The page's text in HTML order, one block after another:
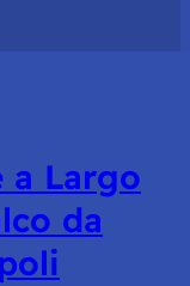
a Largo
da